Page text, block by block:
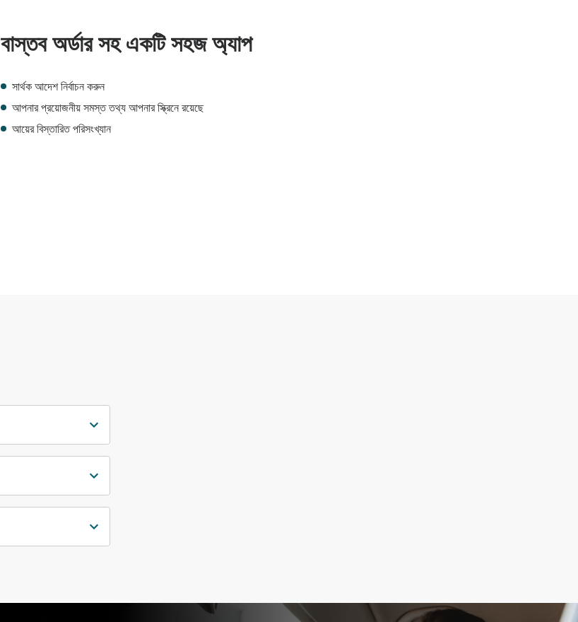
বাস্তব অর্ডার সহ একটি সহজ অ্যাপ
সার্থক আদেশ নির্বাচন করুন
আপনার প্রয়োজনীয় সমস্ত তথ্য আপনার স্ক্রিনে রয়েছে
আয়ের বিস্তারিত পরিসংখ্যান